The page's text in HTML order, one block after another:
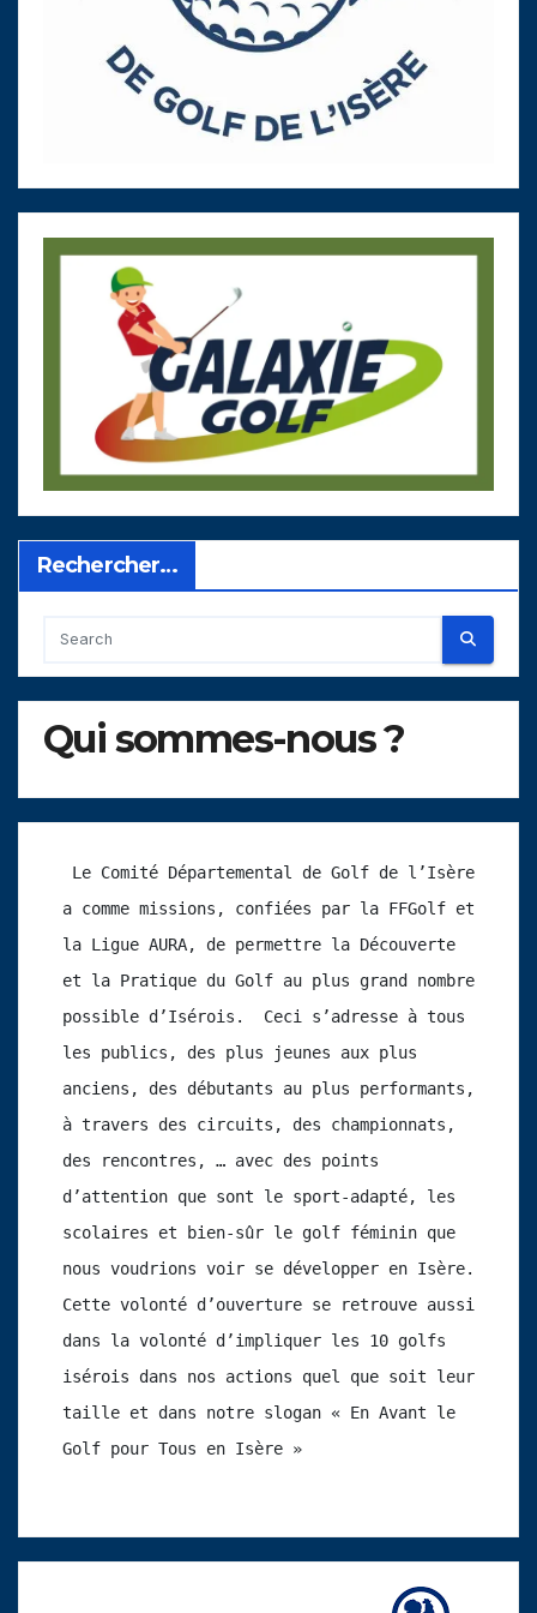
Rechercher…
Qui sommes-nous ?
a comme missions, confiées par la FFGolf et
la Ligue AURA, de permettre la Découverte
et la Pratique du Golf au plus grand nombre
possible d’Isérois.  Ceci s’adresse à tous
les publics, des plus jeunes aux plus
anciens, des débutants au plus performants,
à travers des circuits, des championnats,
des rencontres, … avec des points
d’attention que sont le sport-adapté, les
scolaires et bien-sûr le golf féminin que
nous voudrions voir se développer en Isère.
Cette volonté d’ouverture se retrouve aussi
dans la volonté d’impliquer les 10 golfs
isérois dans nos actions quel que soit leur
taille et dans notre slogan « En Avant le
Golf pour Tous en Isère »